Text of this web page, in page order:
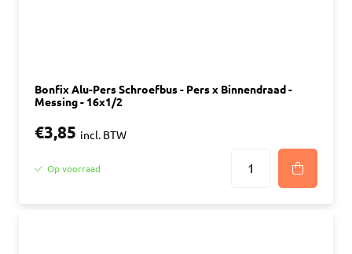
Bonfix Alu-Pers Schroefbus - Pers x Binnendraad -
Messing - 16x1/2
€3,85 incl. BTW
Op voorraad